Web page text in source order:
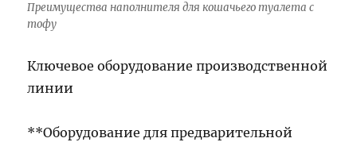
Преимущества наполнителя для кошачьего туалета с
тофу
Ключевое оборудование производственной
линии
**Оборудование для предварительной